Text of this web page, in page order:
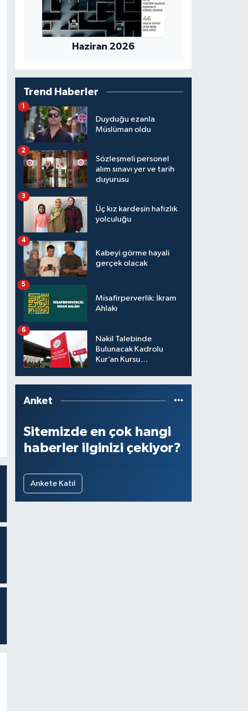
Haziran 2026
Trend Haberler
Duyduğu ezanla
Müslüman oldu
1
Sözleşmeli personel
alım sınavı yer ve tarih
duyurusu
2
Üç kız kardeşin hafızlık
yolculuğu
3
Kabeyi görme hayali
gerçek olacak
4
Misafirperverlik: İkram
Ahlakı
5
Nakil Talebinde
Bulunacak Kadrolu
Kur’an Kursu
6
Anket
Sitemizde en çok hangi
haberler ilginizi çekiyor?
Ankete Katıl